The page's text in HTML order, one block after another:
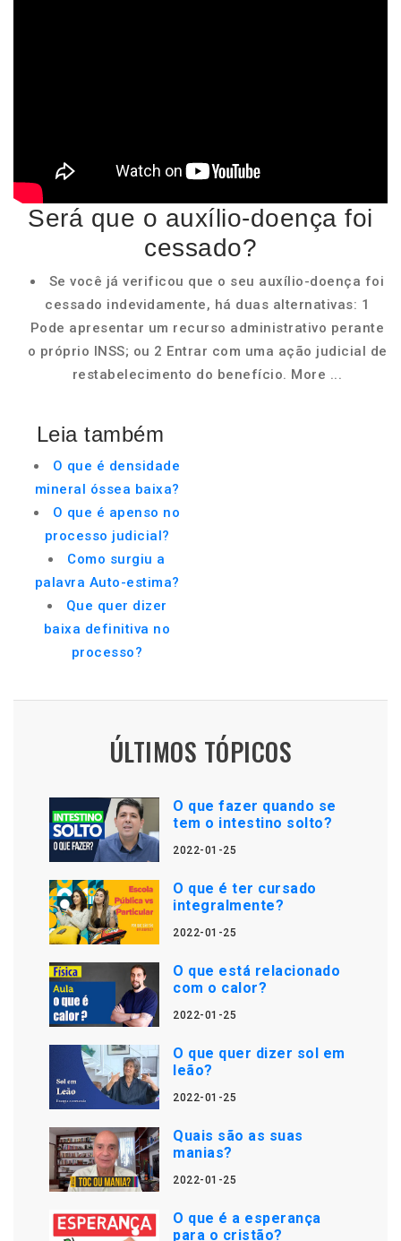
Será que o auxílio-doença foi
cessado?
Se você já verificou que o seu auxílio-doença foi
cessado indevidamente, há duas alternativas: 1
Pode apresentar um recurso administrativo perante
o próprio INSS; ou 2 Entrar com uma ação judicial de
restabelecimento do benefício. More ...
Leia também
O que é densidade
mineral óssea baixa?
O que é apenso no
processo judicial?
Como surgiu a
palavra Auto-estima?
Que quer dizer
baixa definitiva no
processo?
ÚLTIMOS TÓPICOS
O que fazer quando se
tem o intestino solto?
2022-01-25
O que é ter cursado
integralmente?
2022-01-25
O que está relacionado
com o calor?
2022-01-25
O que quer dizer sol em
leão?
2022-01-25
Quais são as suas
manias?
2022-01-25
O que é a esperança
para o cristão?